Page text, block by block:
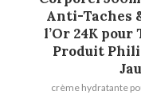
Anti-Taches
l’Or 24K
Produit
crème hydratante